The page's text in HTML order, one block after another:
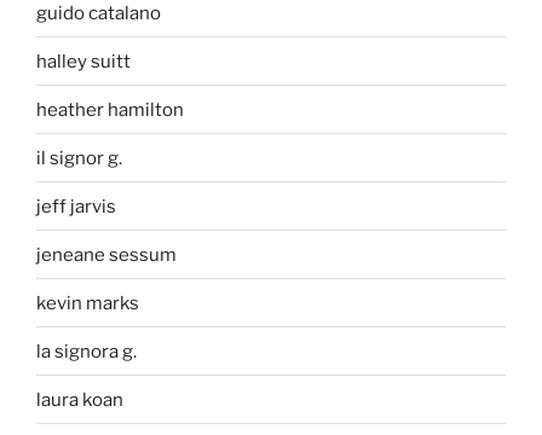
guido catalano
halley suitt
heather hamilton
il signor g.
jeff jarvis
jeneane sessum
kevin marks
la signora g.
laura koan